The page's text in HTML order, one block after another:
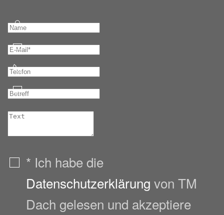
* Ich habe die
Datenschutzerklärung von TM
Dach gelesen und akzeptiere